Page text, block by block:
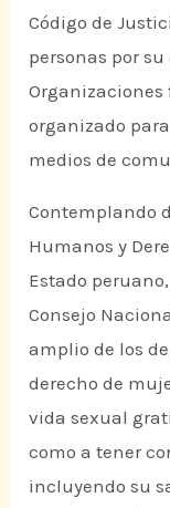
Código de
personas por
Organizaciones
organizado
medios de
Contemplando
Humanos y
Estado
Consejo
amplio de los
derecho de
vida sexual
como a tener
incluyendo su